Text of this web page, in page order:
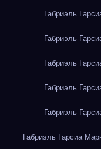
Габриэль
Габриэль
Габриэль
Габриэль
Габриэль
Габриэль Гарсиа